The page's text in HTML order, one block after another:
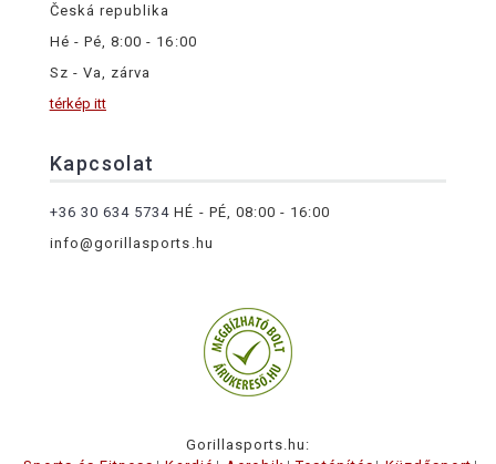
Česká republika
Hé - Pé, 8:00 - 16:00
Sz - Va, zárva
térkép itt
Kapcsolat
+36 30 634 5734 HÉ - PÉ, 08:00 - 16:00
info@gorillasports.hu
Gorillasports.hu: